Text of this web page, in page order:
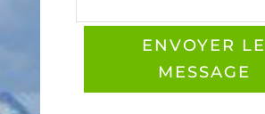
ENVOYER LE
MESSAGE